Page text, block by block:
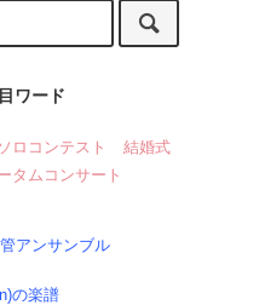
ワード
ソロコンテスト
結婚式
タムコンサート
アンサンブル
の楽譜